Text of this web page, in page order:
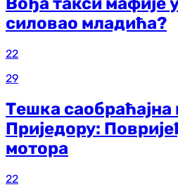
силовао младића?
22
29
Тешка саобраћајна
Приједору:
мотора
22